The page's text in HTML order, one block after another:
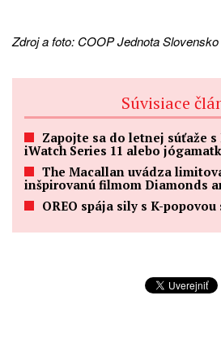
Zdroj a foto: COOP Jednota Slovensko
Súvisiace
Zapojte sa do letnej súťaže s
iWatch Series 11 alebo
The Macallan uvádza
inšpirovanú filmom Diamonds
OREO spája sily s K-